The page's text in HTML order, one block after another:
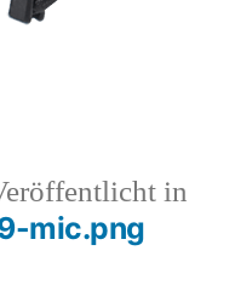
in
mic.png